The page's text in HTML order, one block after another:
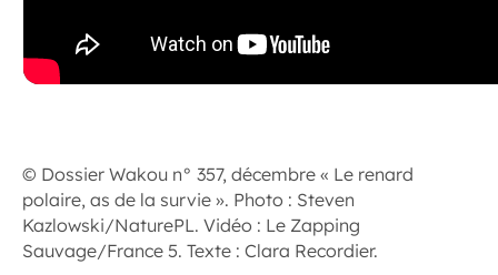
© Dossier Wakou n° 357, décembre « Le renard
polaire, as de la survie ». Photo : Steven
Kazlowski/NaturePL. Vidéo : Le Zapping
Sauvage/France 5. Texte : Clara Recordier.